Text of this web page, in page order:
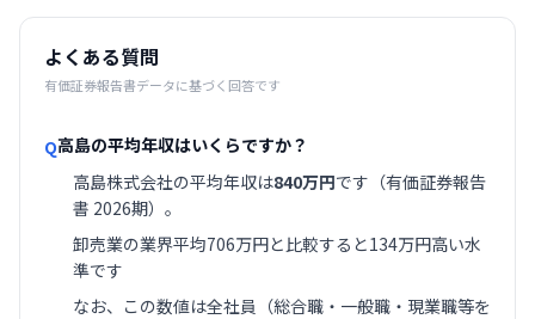
よくある質問
有価証券報告書データに基づく回答です
Q高島の平均年収はいくらですか？
高島株式会社の平均年収は840万円です（有価証券報告
書 2026期）。
卸売業の業界平均706万円と比較すると134万円高い水
準です
なお、この数値は全社員（総合職・一般職・現業職等を